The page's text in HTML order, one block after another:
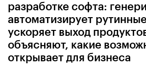
разработке софта:
автоматизирует
ускоряет выход
объясняют, какие
открывает для бизнеса